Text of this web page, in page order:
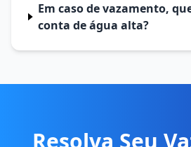
Em caso de vazamento,
conta de água alta?
Resolva Seu